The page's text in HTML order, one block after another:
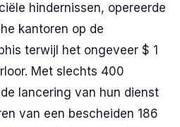
hindernissen, opereerde
kantoren op de
terwijl het ongeveer $ 1
Met slechts 400
lancering van hun dienst
van een bescheiden 186